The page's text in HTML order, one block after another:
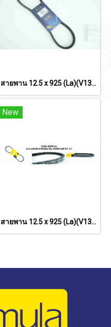
สายพาน 12.5 x 925 (La)(V13x917) MITSUBISHI STRADA'96/ NISSAN FRONTIER'97 2.7
New
สายพาน 12.5 x 925 (La)(V13x917) MITSUBISHI STRADA'96/ NISSAN FRONTIER'97 2.7